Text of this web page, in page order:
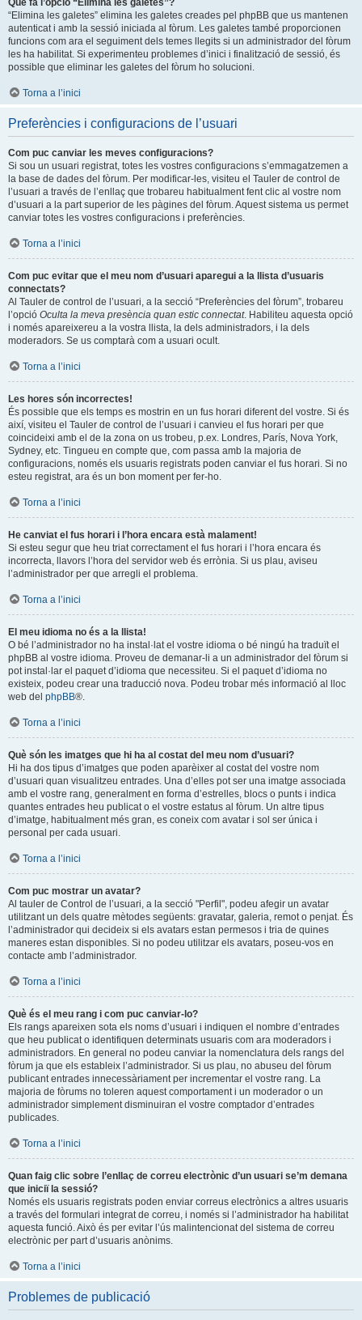
Què fa l’opció “Elimina les galetes”?
“Elimina les galetes” elimina les galetes creades pel phpBB que us mantenen
autenticat i amb la sessió iniciada al fòrum. Les galetes també proporcionen
funcions com ara el seguiment dels temes llegits si un administrador del fòrum
les ha habilitat. Si experimenteu problemes d’inici i finalització de sessió, és
possible que eliminar les galetes del fòrum ho solucioni.
Torna a l’inici
Preferències i configuracions de l’usuari
Com puc canviar les meves configuracions?
Si sou un usuari registrat, totes les vostres configuracions s’emmagatzemen a
la base de dades del fòrum. Per modificar-les, visiteu el Tauler de control de
l’usuari a través de l’enllaç que trobareu habitualment fent clic al vostre nom
d’usuari a la part superior de les pàgines del fòrum. Aquest sistema us permet
canviar totes les vostres configuracions i preferències.
Torna a l’inici
Com puc evitar que el meu nom d’usuari aparegui a la llista d’usuaris
connectats?
Al Tauler de control de l’usuari, a la secció “Preferències del fòrum”, trobareu
l’opció Oculta la meva presència quan estic connectat. Habiliteu aquesta opció
i només apareixereu a la vostra llista, la dels administradors, i la dels
moderadors. Se us comptarà com a usuari ocult.
Torna a l’inici
Les hores són incorrectes!
És possible que els temps es mostrin en un fus horari diferent del vostre. Si és
així, visiteu el Tauler de control de l’usuari i canvieu el fus horari per que
coincideixi amb el de la zona on us trobeu, p.ex. Londres, París, Nova York,
Sydney, etc. Tingueu en compte que, com passa amb la majoria de
configuracions, només els usuaris registrats poden canviar el fus horari. Si no
esteu registrat, ara és un bon moment per fer-ho.
Torna a l’inici
He canviat el fus horari i l’hora encara està malament!
Si esteu segur que heu triat correctament el fus horari i l’hora encara és
incorrecta, llavors l’hora del servidor web és errònia. Si us plau, aviseu
l’administrador per que arregli el problema.
Torna a l’inici
El meu idioma no és a la llista!
O bé l’administrador no ha instal·lat el vostre idioma o bé ningú ha traduït el
phpBB al vostre idioma. Proveu de demanar-li a un administrador del fòrum si
pot instal·lar el paquet d’idioma que necessiteu. Si el paquet d’idioma no
existeix, podeu crear una traducció nova. Podeu trobar més informació al lloc
web del phpBB®.
Torna a l’inici
Què són les imatges que hi ha al costat del meu nom d’usuari?
Hi ha dos tipus d’imatges que poden aparèixer al costat del vostre nom
d’usuari quan visualitzeu entrades. Una d’elles pot ser una imatge associada
amb el vostre rang, generalment en forma d’estrelles, blocs o punts i indica
quantes entrades heu publicat o el vostre estatus al fòrum. Un altre tipus
d’imatge, habitualment més gran, es coneix com avatar i sol ser única i
personal per cada usuari.
Torna a l’inici
Com puc mostrar un avatar?
Al tauler de Control de l’usuari, a la secció "Perfil", podeu afegir un avatar
utilitzant un dels quatre mètodes següents: gravatar, galeria, remot o penjat. És
l’administrador qui decideix si els avatars estan permesos i tria de quines
maneres estan disponibles. Si no podeu utilitzar els avatars, poseu-vos en
contacte amb l’administrador.
Torna a l’inici
Què és el meu rang i com puc canviar-lo?
Els rangs apareixen sota els noms d’usuari i indiquen el nombre d’entrades
que heu publicat o identifiquen determinats usuaris com ara moderadors i
administradors. En general no podeu canviar la nomenclatura dels rangs del
fòrum ja que els estableix l’administrador. Si us plau, no abuseu del fòrum
publicant entrades innecessàriament per incrementar el vostre rang. La
majoria de fòrums no toleren aquest comportament i un moderador o un
administrador simplement disminuiran el vostre comptador d’entrades
publicades.
Torna a l’inici
Quan faig clic sobre l’enllaç de correu electrònic d’un usuari se’m demana
que iniciï la sessió?
Només els usuaris registrats poden enviar correus electrònics a altres usuaris
a través del formulari integrat de correu, i només si l’administrador ha habilitat
aquesta funció. Això és per evitar l’ús malintencionat del sistema de correu
electrònic per part d’usuaris anònims.
Torna a l’inici
Problemes de publicació